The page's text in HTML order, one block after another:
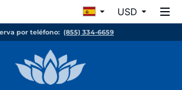
USD
por teléfono: (855) 334-6659